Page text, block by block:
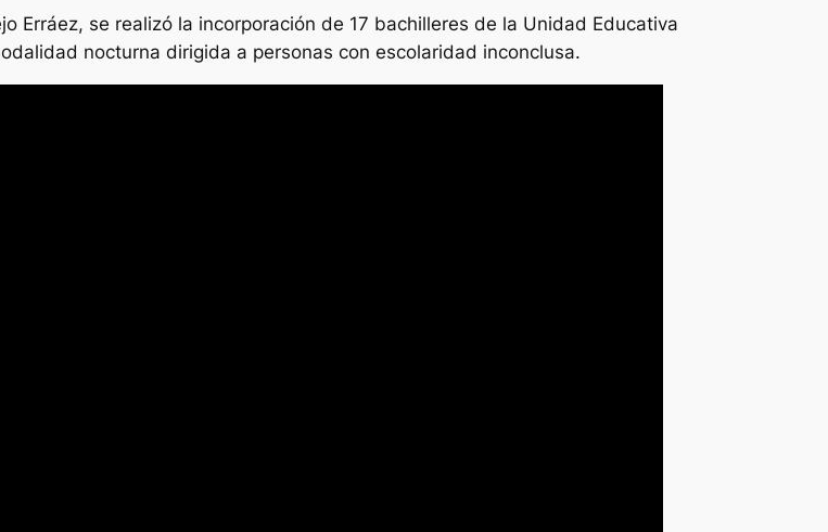
Erráez, se realizó la incorporación de 17 bachilleres de la Unidad Educativa
nocturna dirigida a personas con escolaridad inconclusa.